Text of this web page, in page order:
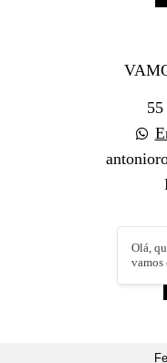
Olá,
vamos